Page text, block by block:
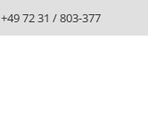
+49 72 31 / 803-377